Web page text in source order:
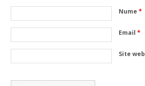
Nume *
Email *
Site web